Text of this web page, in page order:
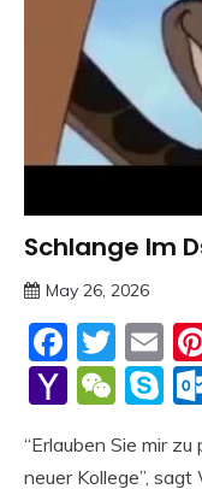
Trends
Schlange Im
May 26, 2026
Yahoo
“Erlauben Sie mir
neuer Kollege”,